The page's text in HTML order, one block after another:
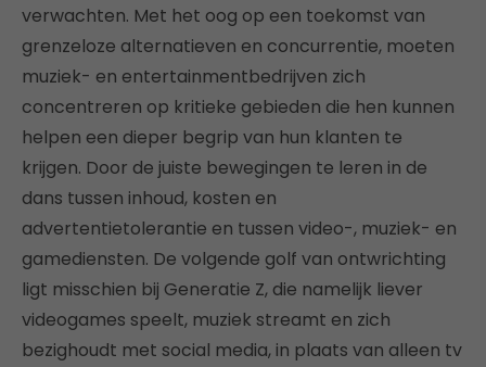
verwachten. Met het oog op een toekomst van
grenzeloze alternatieven en concurrentie, moeten
muziek- en entertainmentbedrijven zich
concentreren op kritieke gebieden die hen kunnen
helpen een dieper begrip van hun klanten te
krijgen. Door de juiste bewegingen te leren in de
dans tussen inhoud, kosten en
advertentietolerantie en tussen video-, muziek- en
gamediensten. De volgende golf van ontwrichting
ligt misschien bij Generatie Z, die namelijk liever
videogames speelt, muziek streamt en zich
bezighoudt met social media, in plaats van alleen tv